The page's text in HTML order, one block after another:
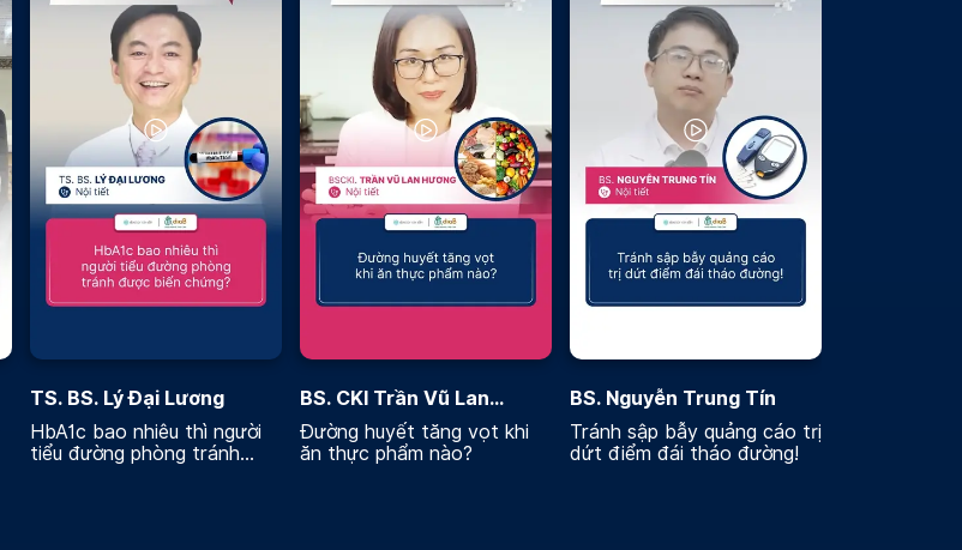
TS. BS. Lý Đại Lương
HbA1c bao nhiêu thì người
tiểu đường phòng tránh
BS. CKI Trần Vũ Lan
Hương
Đường huyết tăng vọt khi
ăn thực phẩm nào?
BS. Nguyễn Trung Tín
Tránh sập bẫy quảng cáo trị
dứt điểm đái tháo đường!